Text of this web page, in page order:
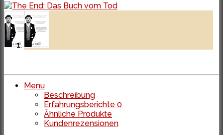
Menu
Beschreibung
Erfahrungsberichte 0
Ähnliche Produkte
Kundenrezensionen